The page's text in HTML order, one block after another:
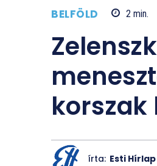
BELFÖLD 2 min.
korszak
írta: Esti Hírlap